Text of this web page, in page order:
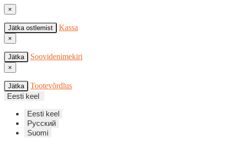
×
Jätka ostlemist Kassa
×
Jätka Soovidenimekiri
×
Jätka
Tootevõrdlus
Eesti keel
Eesti keel
Русский
Suomi